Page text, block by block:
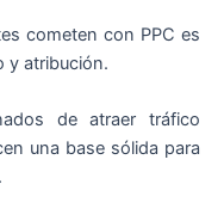
cometen con PPC es
y atribución.
de atraer tráfico
una base sólida para